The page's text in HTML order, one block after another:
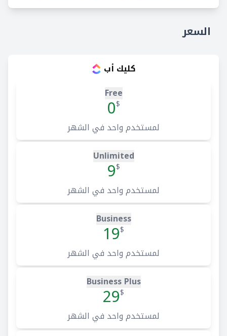
السعر
كليك أب
Free
$
0
لمستخدم واحد في الشهر
Unlimited
$
9
لمستخدم واحد في الشهر
Business
$
19
لمستخدم واحد في الشهر
Business Plus
$
29
لمستخدم واحد في الشهر